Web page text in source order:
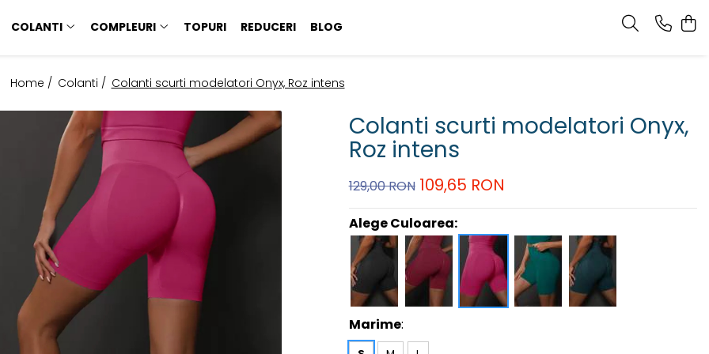
COLANTI COMPLEURI TOPURI REDUCERI BLOG
Home / Colanti / Colanti scurti modelatori Onyx, Roz intens
Colanti scurti modelatori Onyx,
Roz intens
129,00 RON 109,65 RON
Alege Culoarea:
Marime: